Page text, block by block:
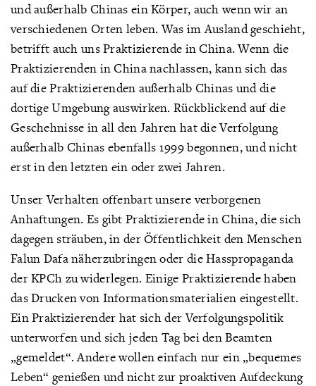
und außerhalb Chinas ein Körper, auch wenn wir an
verschiedenen Orten leben. Was im Ausland geschieht,
betrifft auch uns Praktizierende in China. Wenn die
Praktizierenden in China nachlassen, kann sich das
auf die Praktizierenden außerhalb Chinas und die
dortige Umgebung auswirken. Rückblickend auf die
Geschehnisse in all den Jahren hat die Verfolgung
außerhalb Chinas ebenfalls 1999 begonnen, und nicht
erst in den letzten ein oder zwei Jahren.
Unser Verhalten offenbart unsere verborgenen
Anhaftungen. Es gibt Praktizierende in China, die sich
dagegen sträuben, in der Öffentlichkeit den Menschen
Falun Dafa näherzubringen oder die Hasspropaganda
der KPCh zu widerlegen. Einige Praktizierende haben
das Drucken von Informationsmaterialien eingestellt.
Ein Praktizierender hat sich der Verfolgungspolitik
unterworfen und sich jeden Tag bei den Beamten
„gemeldet“. Andere wollen einfach nur ein „bequemes
Leben“ genießen und nicht zur proaktiven Aufdeckung